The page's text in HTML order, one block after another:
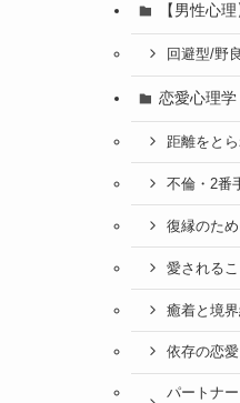
【男性心
回避型/野
恋愛心理学
距離をと
不倫・2番
復縁のた
愛される
癒着と境
依存の恋
パートナ